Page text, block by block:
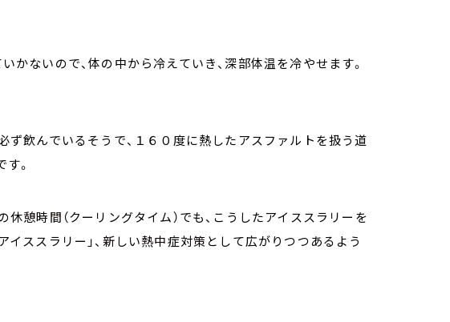
かないので、体の中から冷えていき、深部体温を冷やせます。
ず飲んでいるそうで、１６０度に熱したアスファルトを扱う道
。
休憩時間（クーリングタイム）でも、こうしたアイススラリーを
イススラリー」、新しい熱中症対策として広がりつつあるよう